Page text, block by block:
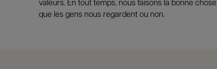
valeurs. En tout temps, nous faisons la bonne chose
que les gens nous regardent ou non.